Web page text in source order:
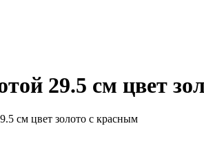
29.5 см цвет
см цвет золото с красным